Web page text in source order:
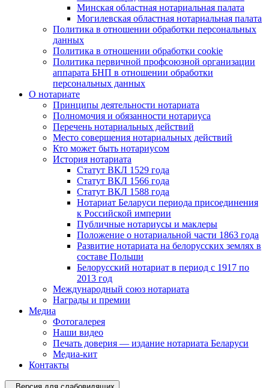
Минская областная нотариальная палата
Могилевская областная нотариальная палата
Политика в отношении обработки персональных
данных
Политика в отношении обработки cookie
Политика первичной профсоюзной организации
аппарата БНП в отношении обработки
персональных данных
О нотариате
Принципы деятельности нотариата
Полномочия и обязанности нотариуса
Перечень нотариальных действий
Место совершения нотариальных действий
Кто может быть нотариусом
История нотариата
Статут ВКЛ 1529 года
Статут ВКЛ 1566 года
Статут ВКЛ 1588 года
Нотариат Беларуси периода присоединения
к Российской империи
Публичные нотариусы и маклеры
Положение о нотариальной части 1863 года
Развитие нотариата на белорусских землях в
составе Польши
Белорусский нотариат в период с 1917 по
2013 год
Международный союз нотариата
Награды и премии
Медиа
Фотогалерея
Наши видео
Печать доверия — издание нотариата Беларуси
Медиа-кит
Контакты